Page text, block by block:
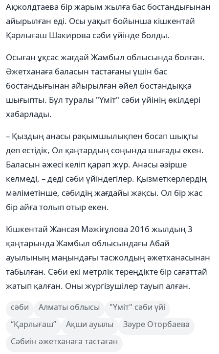
Ақжолдтаева бір жарым жылға бас бостандығынан
айырылған еді. Осы уақыт бойынша кішкентай
Қарлығаш Шакирова сәби үйінде болды.
Осыған ұқсас жағдай Жамбыл облысында болған.
Әжетханаға баласын тастағаны үшін бас
бостандығынан айырылған әйел бостандыққа
шығыпты. Бұл туралы "Үміт" сәби үйінің өкілдері
хабарлады.
– Қыздың анасы рақымшылықпен босап шықты
деп естідік, Ол қаңтардың соңында шығады екен.
Баласын әжесі келіп қарап жүр. Анасы әзірше
келмеді, – деді сәби үйіндегілер. Қызметкерлердің
мәліметінше, сәбидің жағдайы жақсы. Ол бір жас
бір айға толып отыр екен.
Кішкентай Жансая Мәжіғұлова 2016 жылдың 3
қаңтарында Жамбыл облысындағы Абай
ауылының маңындағы тасжолдың әжетханасынан
табылған. Сәби екі метрлік тереңдікте бір сағаттай
жатып қалған. Оны жүргізушілер тауып алған.
сәби Алматы облысы
"Үміт" сәби үйі
“Қарлығаш”
Ақши ауылы
Зәуре Оторбаева
Сәбиін әжетханаға тастаған